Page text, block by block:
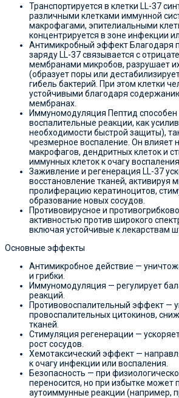
Транспортируется в клетки LL-37
различными клетками иммунной
макрофагами, эпителиальными
концентрируется в зоне инфекции
Антимикробный эффект Благодаря
заряду LL-37 связывается с
мембранами микробов, разрушает
(образует поры или
гибель бактерий. При этом клетки
устойчивыми благодаря
мембранах.
Иммуномодуляция Пептид способен
воспалительные реакции, как
необходимости быстрой защиты),
чрезмерное воспаление. Он влияет
макрофагов, дендритных клеток и
иммунных клеток к очагу воспаления.
Заживление и регенерация LL-37
восстановление тканей, активируя
пролиферацию кератиноцитов,
образование новых сосудов.
Противовирусное и
активностью против широкого
включая устойчивые к лекарствам
Основные эффекты
Антимикробное действие —
и грибки.
Иммуномодуляция — регулирует
реакций.
Противовоспалительный эффект —
провоспалительных цитокинов,
тканей.
Стимуляция регенерации —
рост сосудов.
Хемотаксический эффект —
к очагу инфекции или воспаления.
Безопасность — при
переносится, но при избытке может
аутоиммунные реакции (например,